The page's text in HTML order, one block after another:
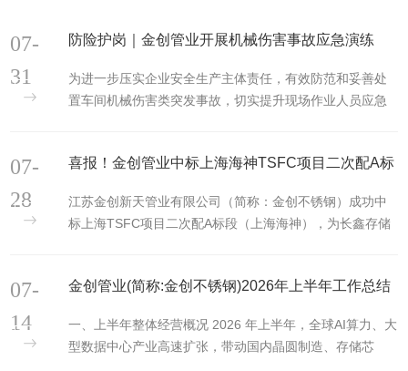
防险护岗｜金创管业开展机械伤害事故应急演练
为进一步压实企业安全生产主体责任，有效防范和妥善处
置车间机械伤害类突发事故，切实提升现场作业人员应急
07-
31
喜报！金创管业中标上海海神TSFC项目二次配A标
江苏金创新天管业有限公司（简称：金创不锈钢）成功中
标上海TSFC项目二次配A标段（上海海神），为长鑫存储
07-
28
金创管业(简称:金创不锈钢)2026年上半年工作总结
一、上半年整体经营概况 2026 年上半年，全球AI算力、大
型数据中心产业高速扩张，带动国内晶圆制造、存储芯
07-
14